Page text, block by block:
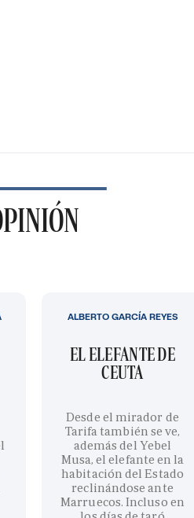
EL ELEFANTE DE
CEUTA
Desde el mirador de
Tarifa también se ve,
además del Yebel
Musa, el elefante en la
habitación del Estado
reclinándose ante
Marruecos. Incluso en
ALBERTO GARCÍA REYES